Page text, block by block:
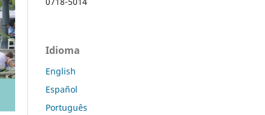
Idioma
English
Español
Português